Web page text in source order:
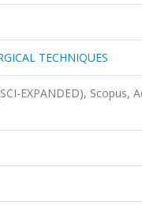
TECHNIQUES
EXPANDED), Scopus,